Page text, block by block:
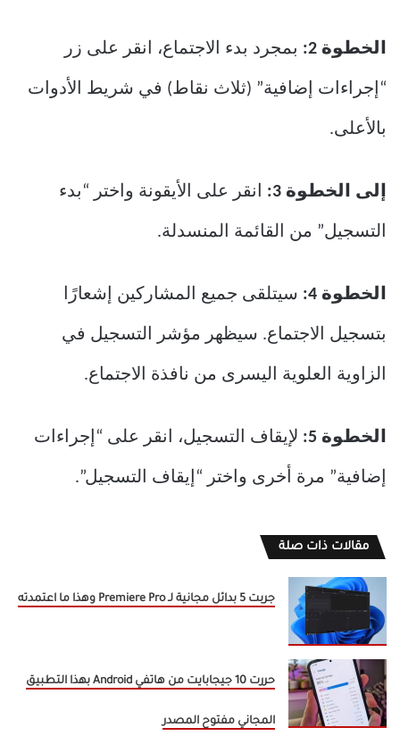
الخطوة 2: بمجرد بدء الاجتماع، انقر على زر
“إجراءات إضافية” (ثلاث نقاط) في شريط الأدوات
بالأعلى.
إلى الخطوة 3: انقر على الأيقونة واختر “بدء
التسجيل” من القائمة المنسدلة.
الخطوة 4: سيتلقى جميع المشاركين إشعارًا
بتسجيل الاجتماع. سيظهر مؤشر التسجيل في
الزاوية العلوية اليسرى من نافذة الاجتماع.
الخطوة 5: لإيقاف التسجيل، انقر على “إجراءات
إضافية” مرة أخرى واختر “إيقاف التسجيل”.
مقالات ذات صلة
جربت 5 بدائل مجانية لـ Premiere Pro وهذا ما اعتمدته
حررت 10 جيجابايت من هاتفي Android بهذا التطبيق
المجاني مفتوح المصدر